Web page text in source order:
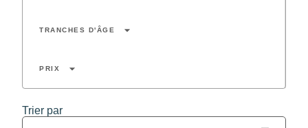
TRANCHES D'ÂGE arrow_drop_down
PRIX arrow_drop_down
Trier par